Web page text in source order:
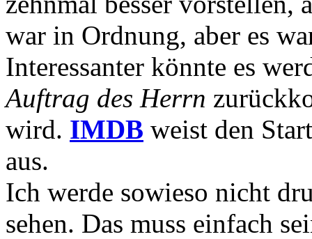
war in Ordnung, aber es
Interessanter könnte es
Auftrag des Herrn
wird. IMDB weist den
aus.
Ich werde sowieso nicht
sehen. Das muss einfach